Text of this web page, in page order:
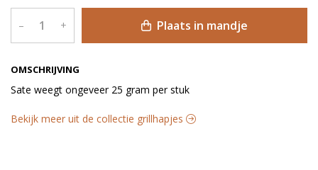
OMSCHRIJVING
Sate weegt ongeveer 25 gram per stuk
– + Plaats in mandje
Bekijk meer uit de collectie grillhapjes